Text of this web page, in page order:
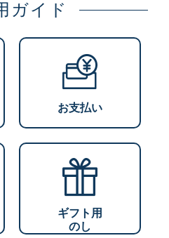
ガイド
お支払い
ギフト用
のし